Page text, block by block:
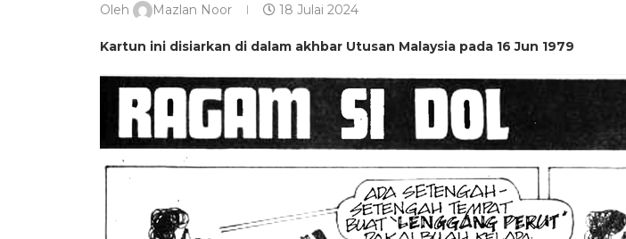
Oleh Mazlan Noor 18 Julai 2024
Kartun ini disiarkan di dalam akhbar Utusan Malaysia pada 16 Jun 1979